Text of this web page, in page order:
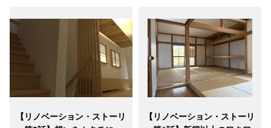
【リノベーション・ストーリ
【リノベーション・ストーリ